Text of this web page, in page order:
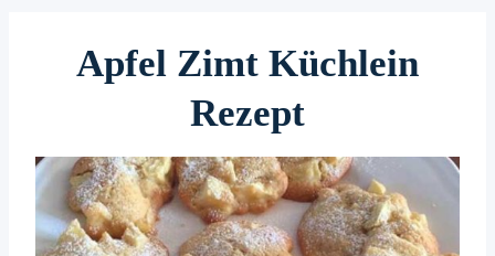
Apfel Zimt Küchlein
Rezept